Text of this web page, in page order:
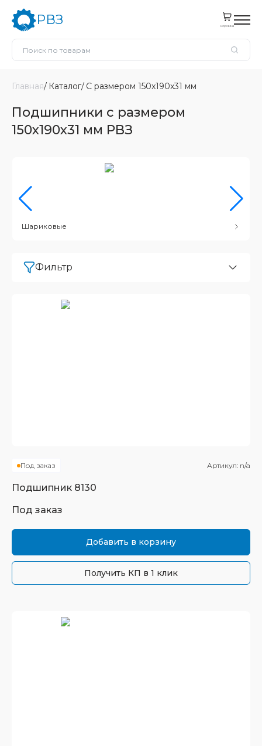
РВЗ корзина
Главная Каталог С размером 150x190x31 мм
Подшипники с размером
150x190x31 мм РВЗ
Шариковые
Фильтр
Под заказ Артикул: n/a
Подшипник 8130
Под заказ
Добавить в корзину
Получить КП в 1 клик